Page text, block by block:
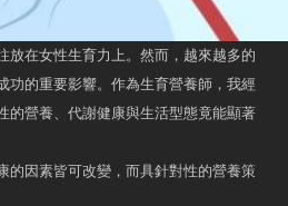
放在女性生育力上。然而，越來越多的
功的重要影響。作為生育營養師，我經
的營養、代謝健康與生活型態竟能顯著
的因素皆可改變，而具針對性的營養策